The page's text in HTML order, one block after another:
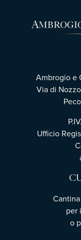
Ambrogio e
Via di
Ufficio
per
o